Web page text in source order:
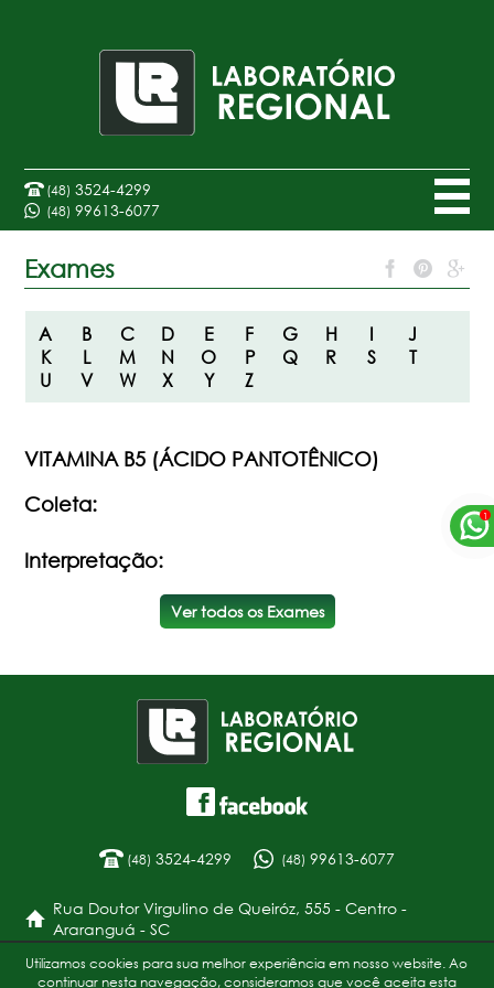
(48) 3524-4299
(48) 99613-6077
Exames
A B C D E F G H I
J
K
L M N O P Q R S
T
U
V W X Y Z
VITAMINA B5 (ÁCIDO PANTOTÊNICO)
Coleta:
Interpretação:
Ver todos os Exames
Utilizamos cookies para sua melhor experiência em nosso website. Ao
continuar nesta navegação, consideramos que você aceita esta
(48) 3524-4299 (48) 99613-6077
Rua Doutor Virgulino de Queiróz, 555 - Centro -
Araranguá - SC
Política de Privacidade